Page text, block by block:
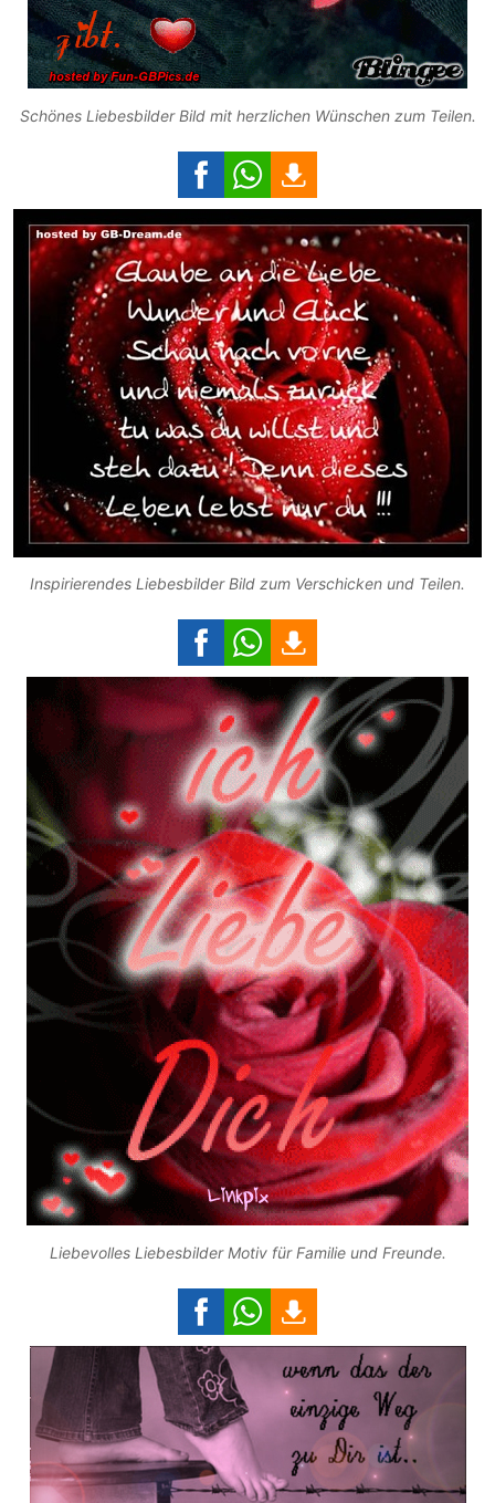
Schönes Liebesbilder Bild mit herzlichen Wünschen zum Teilen.
Inspirierendes Liebesbilder Bild zum Verschicken und Teilen.
Liebevolles Liebesbilder Motiv für Familie und Freunde.